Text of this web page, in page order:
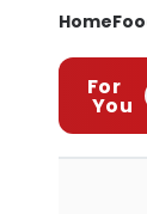
Home
For
You